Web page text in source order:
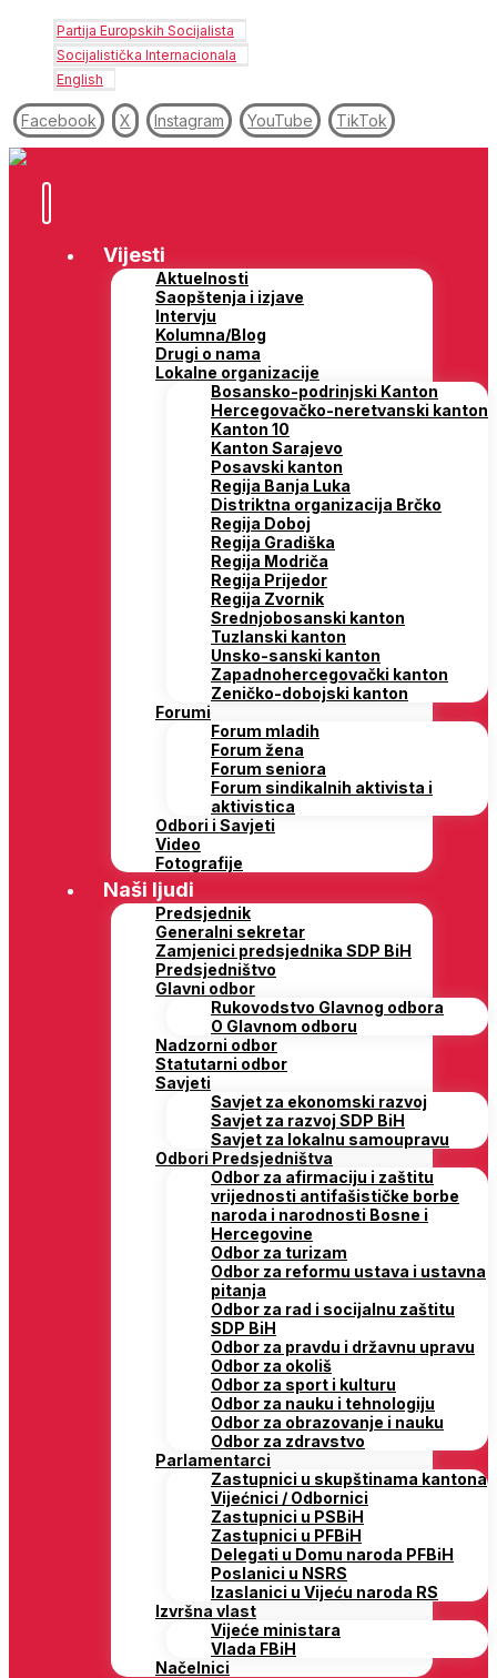
Partija Europskih Socijalista
Socijalistička Internacionala
English
Facebook X Instagram YouTube TikTok
Vijesti
Aktuelnosti
Saopštenja i izjave
Intervju
Kolumna/Blog
Drugi o nama
Lokalne organizacije
Bosansko-podrinjski Kanton
Hercegovačko-neretvanski kanton
Kanton 10
Kanton Sarajevo
Posavski kanton
Regija Banja Luka
Distriktna organizacija Brčko
Regija Doboj
Regija Gradiška
Regija Modriča
Regija Prijedor
Regija Zvornik
Srednjobosanski kanton
Tuzlanski kanton
Unsko-sanski kanton
Zapadnohercegovački kanton
Zeničko-dobojski kanton
Forumi
Forum mladih
Forum žena
Forum seniora
Forum sindikalnih aktivista i
aktivistica
Odbori i Savjeti
Video
Fotografije
Naši ljudi
Predsjednik
Generalni sekretar
Zamjenici predsjednika SDP BiH
Predsjedništvo
Glavni odbor
Rukovodstvo Glavnog odbora
O Glavnom odboru
Nadzorni odbor
Statutarni odbor
Savjeti
Savjet za ekonomski razvoj
Savjet za razvoj SDP BiH
Savjet za lokalnu samoupravu
Odbori Predsjedništva
Odbor za afirmaciju i zaštitu
vrijednosti antifašističke borbe
naroda i narodnosti Bosne i
Hercegovine
Odbor za turizam
Odbor za reformu ustava i ustavna
pitanja
Odbor za rad i socijalnu zaštitu
SDP BiH
Odbor za pravdu i državnu upravu
Odbor za okoliš
Odbor za sport i kulturu
Odbor za nauku i tehnologiju
Odbor za obrazovanje i nauku
Odbor za zdravstvo
Parlamentarci
Zastupnici u skupštinama kantona
Vijećnici / Odbornici
Zastupnici u PSBiH
Zastupnici u PFBiH
Delegati u Domu naroda PFBiH
Poslanici u NSRS
Izaslanici u Vijeću naroda RS
Izvršna vlast
Vijeće ministara
Vlada FBiH
Načelnici